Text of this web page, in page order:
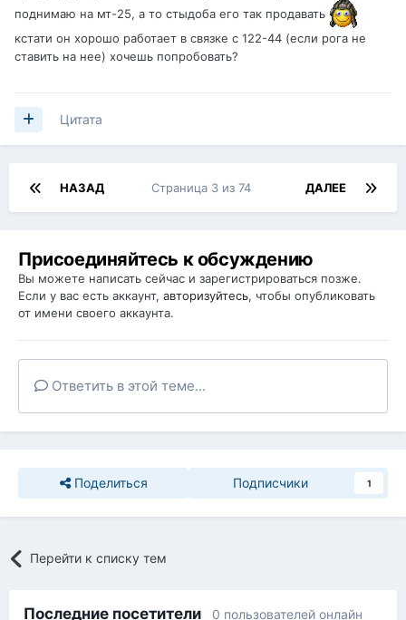
поднимаю на мт-25, а то стыдоба его так продавать
кстати он хорошо работает в связке с 122-44 (если рога не
ставить на нее) хочешь попробовать?
Цитата
НАЗАД ДАЛЕЕ
Страница 3 из 74
Присоединяйтесь к обсуждению
Вы можете написать сейчас и зарегистрироваться позже.
Если у вас есть аккаунт, авторизуйтесь, чтобы опубликовать
от имени своего аккаунта.
Ответить в этой теме...
Поделиться Подписчики 1
Перейти к списку тем
Последние посетители 0 пользователей онлайн